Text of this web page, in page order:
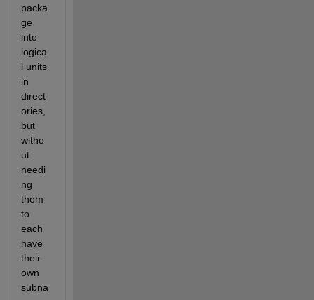
packa
ge
into
logica
l units
in
direct
ories,
but
witho
ut
needi
ng
them
to
each
have
their
own
subna